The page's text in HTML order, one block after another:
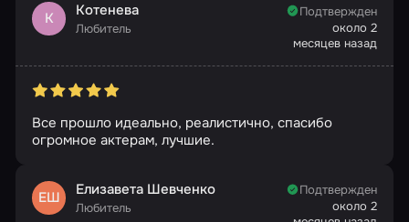
К Котенева
Любитель
Подтвержден
около 2
месяцев назад
Все прошло идеально, реалистично, спасибо
огромное актерам, лучшие.
ЕШ Елизавета Шевченко
Любитель
Подтвержден
около 2